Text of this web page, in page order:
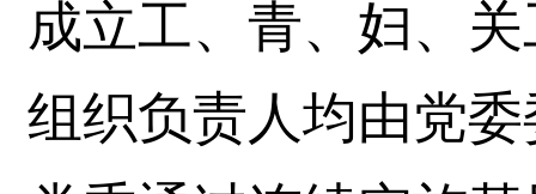
成立工、青、妇、
组织负责人均由党